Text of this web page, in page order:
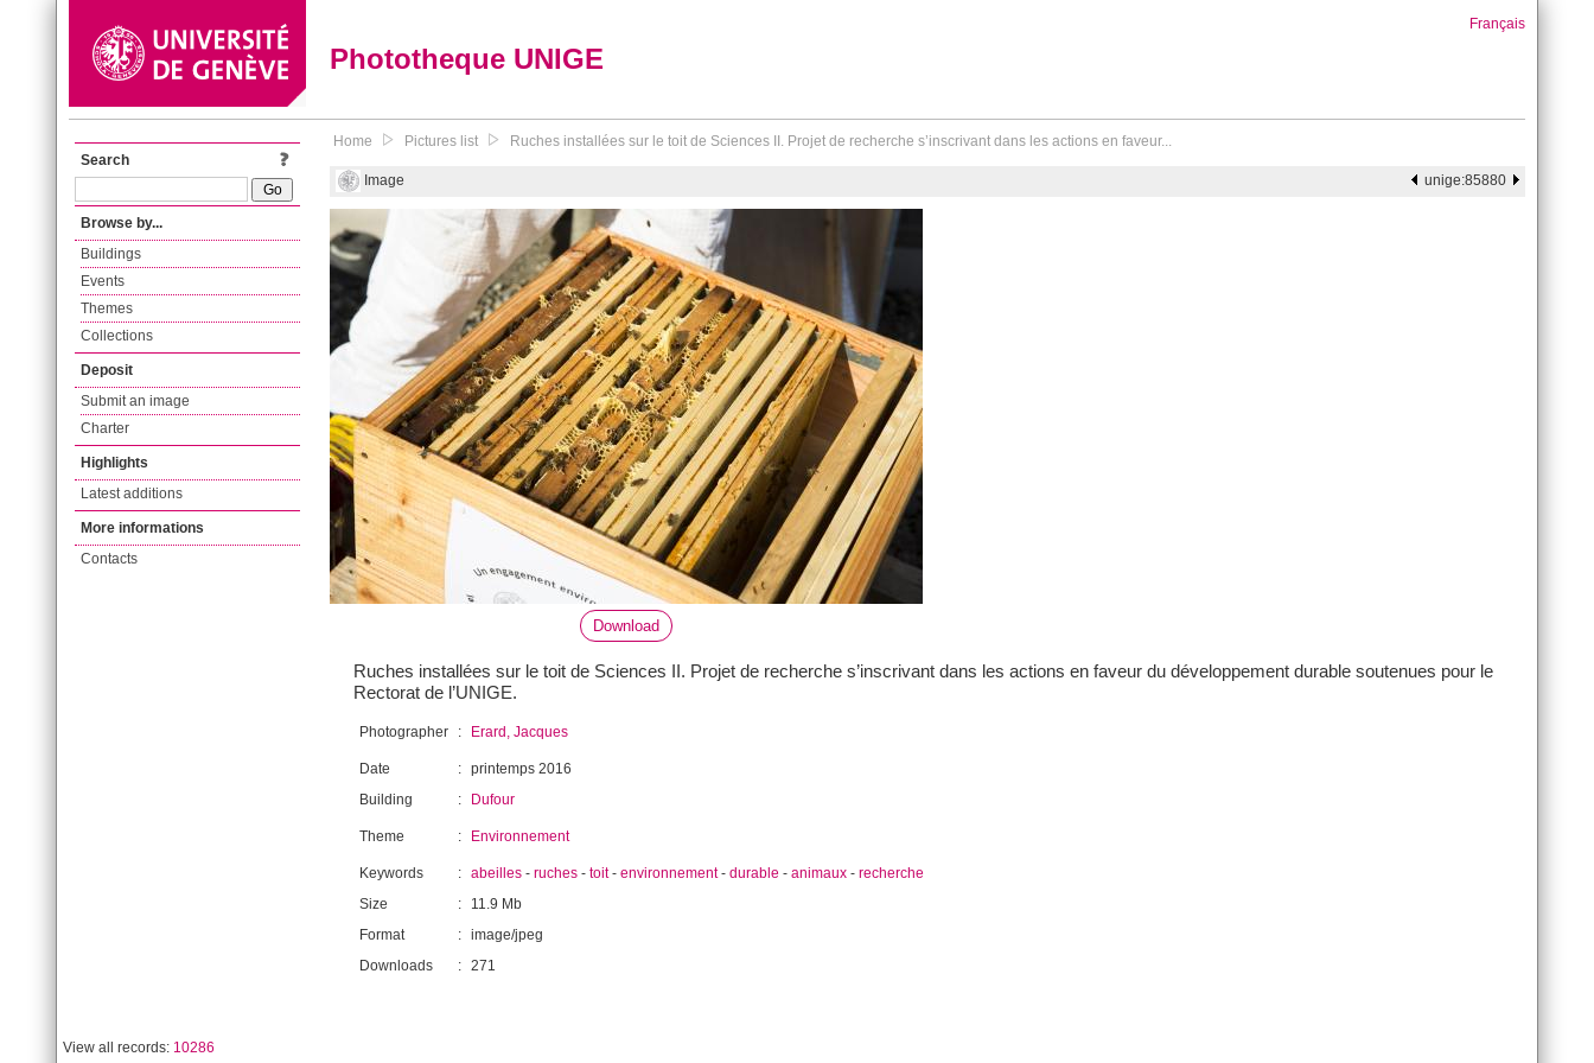
Phototheque UNIGE
Français
Search
Browse by...
Buildings
Events
Themes
Collections
Deposit
Submit an image
Charter
Highlights
Latest additions
More informations
Contacts
Home Pictures list Ruches installées sur le toit de Sciences II. Projet de recherche s’inscrivant dans les actions en faveur...
Image unige:85880
Download
Ruches installées sur le toit de Sciences II. Projet de recherche s’inscrivant dans les actions en faveur du développement durable soutenues pour le
Rectorat de l’UNIGE.
Photographer : Erard, Jacques
Date : printemps 2016
Building
: Dufour
Theme : Environnement
Keywords : abeilles - ruches - toit- environnement- durable - animaux - recherche
Size
:
11.9 Mb
Format
: image/jpeg
Downloads
: 271
View all records: 10286